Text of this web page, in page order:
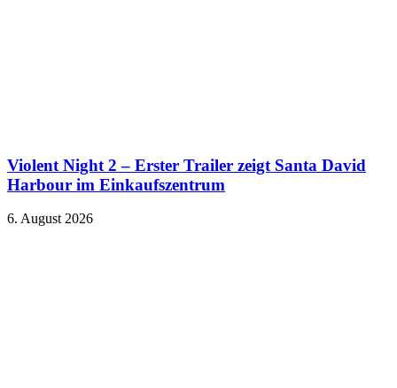
Violent Night 2 – Erster Trailer zeigt Santa David
Harbour im Einkaufszentrum
6. August 2026